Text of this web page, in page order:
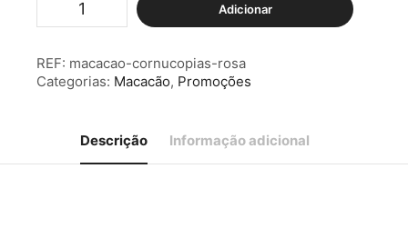
Macacão
Rosa
Adicionar
REF: macacao-cornucopias-rosa
Categorias: Macacão, Promoções
Descrição Informação adicional